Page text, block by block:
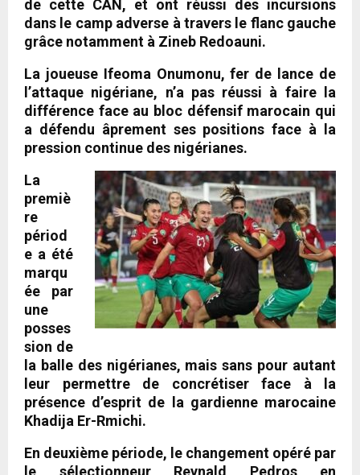
de cette CAN, et ont réussi des incursions
dans le camp adverse à travers le flanc gauche
grâce notamment à Zineb Redoauni.
La joueuse Ifeoma Onumonu, fer de lance de
l’attaque nigériane, n’a pas réussi à faire la
différence face au bloc défensif marocain qui
a défendu âprement ses positions face à la
pression continue des nigérianes.
La
premiè
re
périod
e a été
marqu
ée par
une
posses
sion de
la balle des nigérianes, mais sans pour autant
leur permettre de concrétiser face à la
présence d’esprit de la gardienne marocaine
Khadija Er-Rmichi.
En deuxième période, le changement opéré par
le sélectionneur Reynald Pedros en